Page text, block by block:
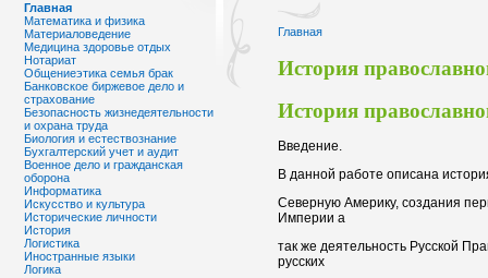
Главная
Математика и физика
Материаловедение
Медицина здоровье отдых
Нотариат
Общениеэтика семья брак
Банковское биржевое дело и
страхование
Безопасность жизнедеятельности
и охрана труда
Биология и естествознание
Бухгалтерский учет и аудит
Военное дело и гражданская
оборона
Информатика
Искусство и культура
Исторические личности
История
Логистика
Иностранные языки
Логика
Главная
История
История
Введение.
В данной работе описана
Северную Америку, создания
Империи а
так же деятельность Русской
русских